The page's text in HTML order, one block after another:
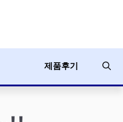
제품후기